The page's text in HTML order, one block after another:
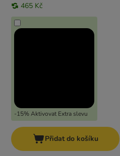
465 Kč
-15% Aktivovat Extra slevu
Přidat do košíku